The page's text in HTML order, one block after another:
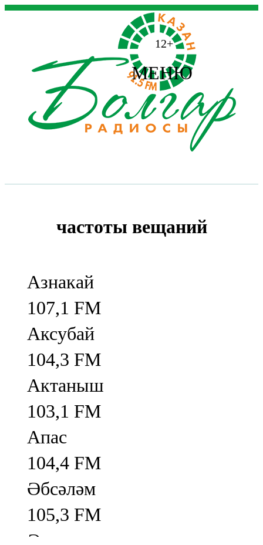
12+
МЕНЮ
частоты вещаний
Азнакай
107,1 FM
Аксубай
104,3 FM
Актаныш
103,1 FM
Апас
104,4 FM
Әбсәләм
105,3 FM
Әлмәт